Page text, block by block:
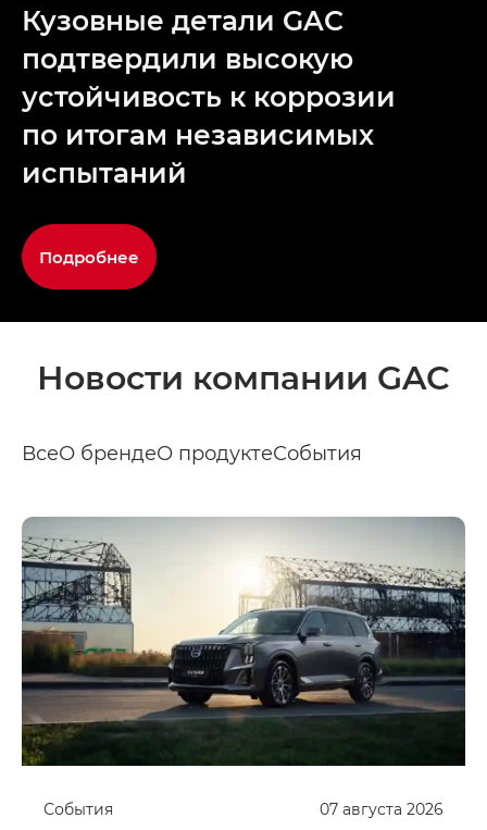
Кузовные детали GAC
подтвердили высокую
устойчивость к коррозии
по итогам независимых
испытаний
Подробнее
Новости компании GAC
ВсеО брендеО продуктеСобытия
07 августа 2026
События